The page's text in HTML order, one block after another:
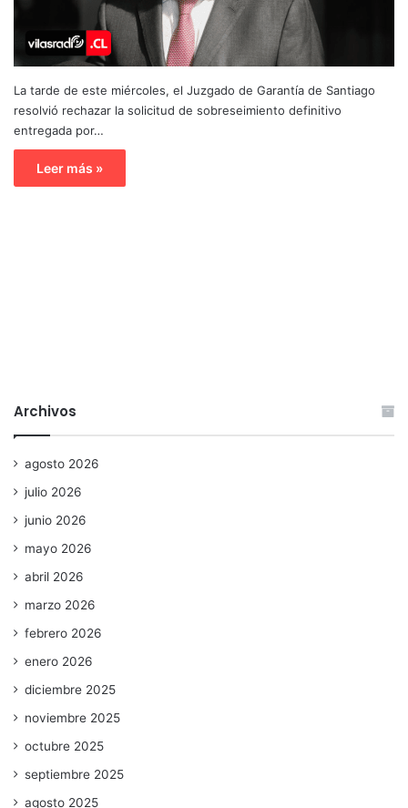
La tarde de este miércoles, el Juzgado de Garantía de Santiago
resolvió rechazar la solicitud de sobreseimiento definitivo
entregada por…
Leer más »
Archivos
agosto 2026
julio 2026
junio 2026
mayo 2026
abril 2026
marzo 2026
febrero 2026
enero 2026
diciembre 2025
noviembre 2025
octubre 2025
septiembre 2025
agosto 2025